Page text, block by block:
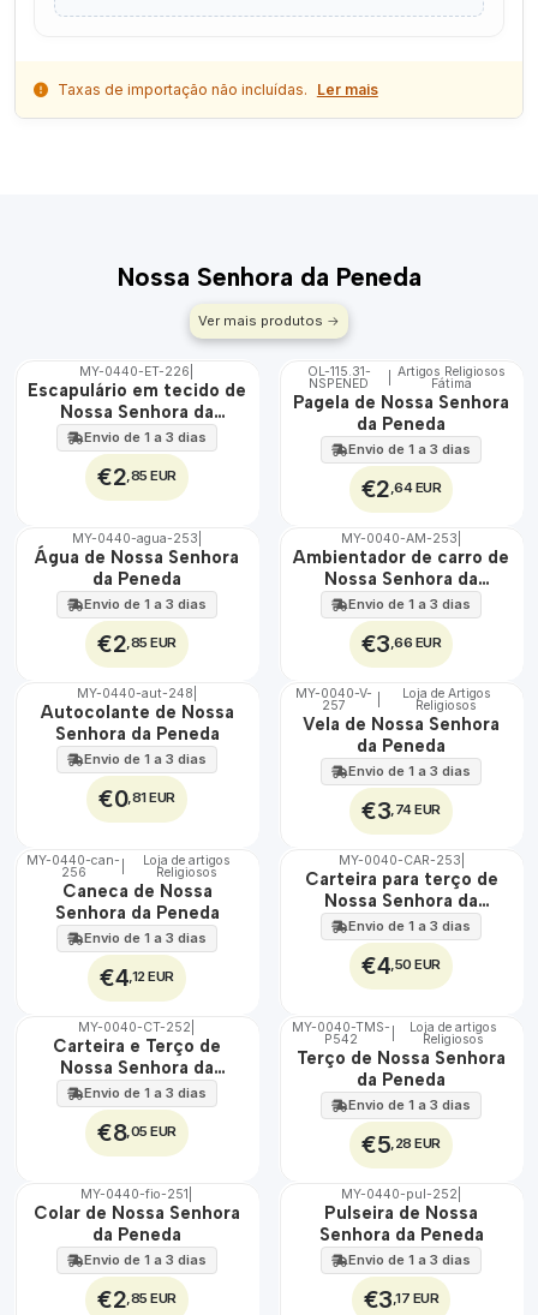
Taxas de importação não incluídas. Ler mais
Nossa Senhora da Peneda
Ver mais produtos
🇵🇹
100%
ÁGUA
MY-0440-ET-226
Escapulário em tecido de
Nossa Senhora da
Peneda
Envio de 1 a 3 dias
€2,85 EUR
OL-115.31-
NSPENED
Artigos Religiosos
Fátima
Pagela de Nossa Senhora
da Peneda
Envio de 1 a 3 dias
€2,64 EUR
🇵🇹
100%
MY-0440-agua-253
Água de Nossa Senhora
da Peneda
Envio de 1 a 3 dias
€2,85 EUR
🇵🇹
100%
MY-0040-AM-253
Ambientador de carro de
Nossa Senhora da
Peneda
Envio de 1 a 3 dias
€3,66 EUR
🇵🇹
100%
MY-0440-aut-248
Autocolante de Nossa
Senhora da Peneda
Envio de 1 a 3 dias
€0,81 EUR
🇵🇹
100%
MY-0040-V-
257
Loja de Artigos
Religiosos
Vela de Nossa Senhora
da Peneda
Envio de 1 a 3 dias
€3,74 EUR
🇵🇹
100%
MY-0440-can-
256
Loja de artigos
Religiosos
Caneca de Nossa
Senhora da Peneda
Envio de 1 a 3 dias
€4,12 EUR
🇵🇹
100%
MY-0040-CAR-253
Carteira para terço de
Nossa Senhora da
Peneda
Envio de 1 a 3 dias
€4,50 EUR
🇵🇹
100%
MY-0040-CT-252
Carteira e Terço de
Nossa Senhora da
Peneda
Envio de 1 a 3 dias
€8,05 EUR
🇵🇹
100%
MY-0040-TMS-
P542
Loja de artigos
Religiosos
Terço de Nossa Senhora
da Peneda
Envio de 1 a 3 dias
€5,28 EUR
🇵🇹
MY-0440-fio-251
Colar de Nossa Senhora
da Peneda
Envio de 1 a 3 dias
€2,85 EUR
🇵🇹
100%
MY-0440-pul-252
Pulseira de Nossa
Senhora da Peneda
Envio de 1 a 3 dias
€3,17 EUR